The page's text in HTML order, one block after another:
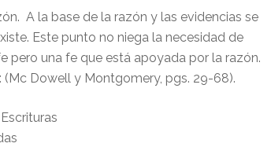
A la base de la razón y las evidencias se
Este punto no niega la necesidad de
pero una fe que está apoyada por la razón.
Dowell y Montgomery, pgs. 29-68).